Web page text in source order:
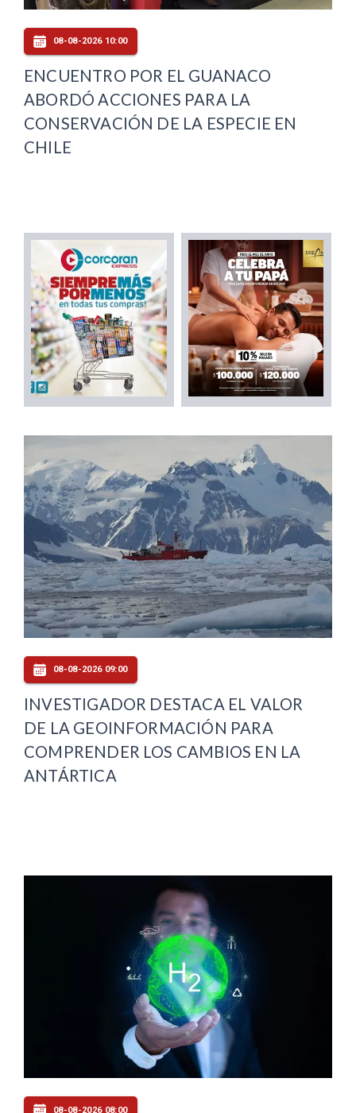
08-08-2026 10:00
ENCUENTRO POR EL GUANACO
ABORDÓ ACCIONES PARA LA
CONSERVACIÓN DE LA ESPECIE EN
CHILE
08-08-2026 09:00
INVESTIGADOR DESTACA EL VALOR
DE LA GEOINFORMACIÓN PARA
COMPRENDER LOS CAMBIOS EN LA
ANTÁRTICA
08-08-2026 08:00